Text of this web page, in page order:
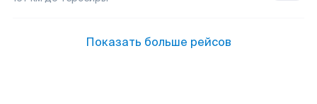
Показать больше рейсов